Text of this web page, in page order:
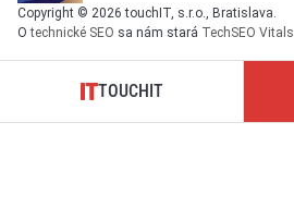
Copyright © 2026 touchIT, s.r.o., Bratislava.
Otechnické SEO sa nám stará TechSEO Vitals
TOUCHIT